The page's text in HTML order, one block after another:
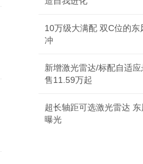
10万级大满配 双C位的
冲
新增激光雷达/标配自适
售11.59万起
超长轴距可选激光雷达
曝光